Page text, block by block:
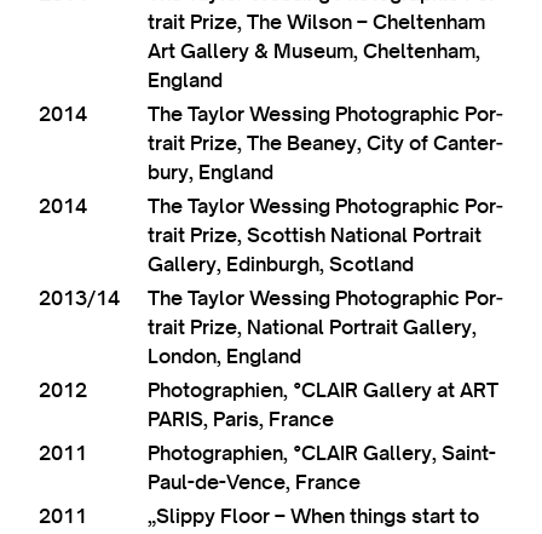
trait Prize, The Wilson – Chel­ten­ham
Art Gal­lery & Museum, Chel­ten­ham,
England
2014
The Taylor Wess­ing Pho­to­graph­ic Por­
trait Prize, The Beaney, City of Can­ter­
bury, England
2014
The Taylor Wess­ing Pho­to­graph­ic Por­
trait Prize, Scot­tish Nation­al Por­trait
Gal­lery, Edin­burgh, Scotland
2013/14
The Taylor Wess­ing Pho­to­graph­ic Por­
trait Prize, Nation­al Por­trait Gal­lery,
Lon­don, England
2012
Pho­to­graph­i­en, °CLAIR Gal­lery at ART
PARIS, Par­is, France
2011
Pho­to­graph­i­en, °CLAIR Gal­lery, Saint-
Paul-de-Vence, France
2011
„Slippy Floor – When things start to